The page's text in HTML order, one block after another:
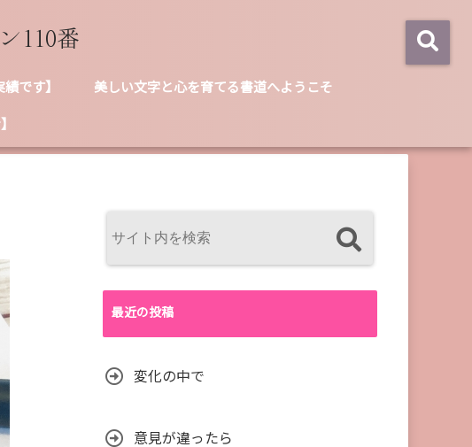
績です】 美しい文字と心を育てる書道へようこそ
最近の投稿
変化の中で
意見が違ったら